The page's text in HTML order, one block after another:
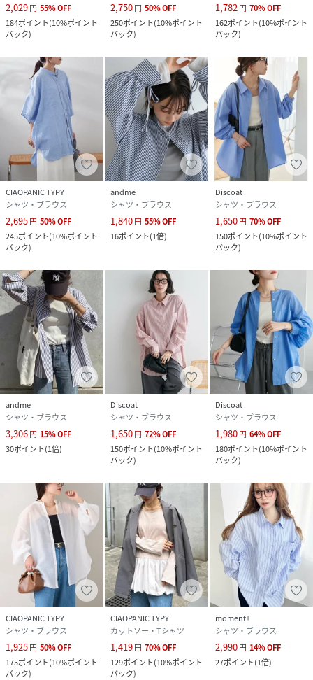
2,029円 55%OFF
184ポイント(10%ポイント
バック)
2,750円 50%OFF
250ポイント(10%ポイント
バック)
1,782円 70%OFF
162ポイント(10%ポイント
バック)
CIAOPANIC TYPY
シャツ・ブラウス
2,695円 50%OFF
245ポイント(10%ポイント
バック)
andme
シャツ・ブラウス
1,840円 55%OFF
16ポイント(1倍)
Discoat
シャツ・ブラウス
1,650円 70%OFF
150ポイント(10%ポイント
バック)
andme
シャツ・ブラウス
3,306円 15%OFF
30ポイント(1倍)
Discoat
シャツ・ブラウス
1,650円 72%OFF
150ポイント(10%ポイント
バック)
Discoat
シャツ・ブラウス
1,980円 64%OFF
180ポイント(10%ポイント
バック)
CIAOPANIC TYPY
シャツ・ブラウス
1,925円 50%OFF
175ポイント(10%ポイント
バック)
CIAOPANIC TYPY
カットソー・Tシャツ
1,419円 70%OFF
129ポイント(10%ポイント
バック)
moment+
シャツ・ブラウス
2,990円 14%OFF
27ポイント(1倍)